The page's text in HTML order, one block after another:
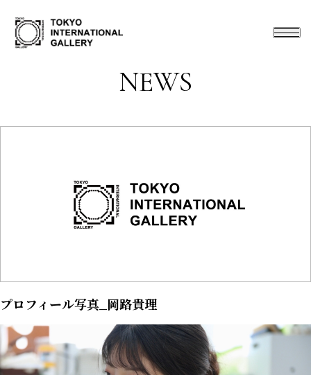
NEWS
プロフィール写真_岡路貴理